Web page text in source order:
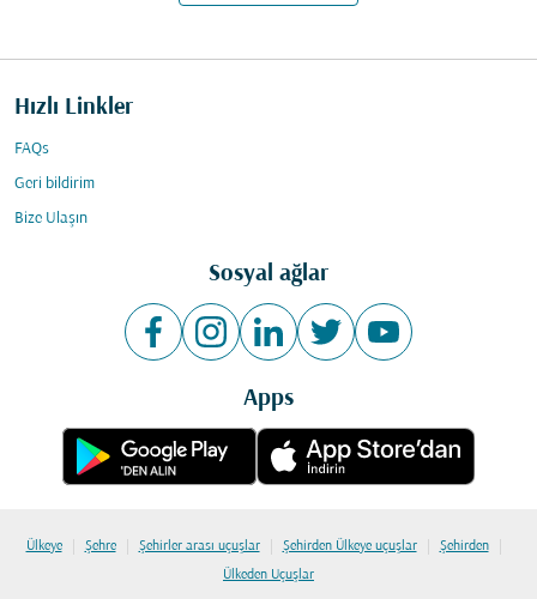
Hızlı Linkler
FAQs
Geri bildirim
Bize Ulaşın
Sosyal ağlar
Apps
Ülkeye | Şehre | Şehirler arası uçuşlar | Şehirden Ülkeye uçuşlar | Şehirden |
Ülkeden Uçuşlar